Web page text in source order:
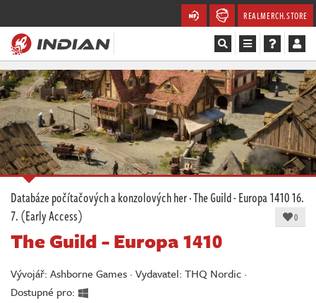
REALMERCH.STORE
Magazín
Recenze
Videa
Soutěže
Databáze
Komunita
Redakce
Databáze počítačových a konzolových her·The Guild - Europa 141016.
7. (Early Access)
0
The Guild - Europa 1410
Vývojář: Ashborne Games · Vydavatel: THQ Nordic ·
Dostupné pro: